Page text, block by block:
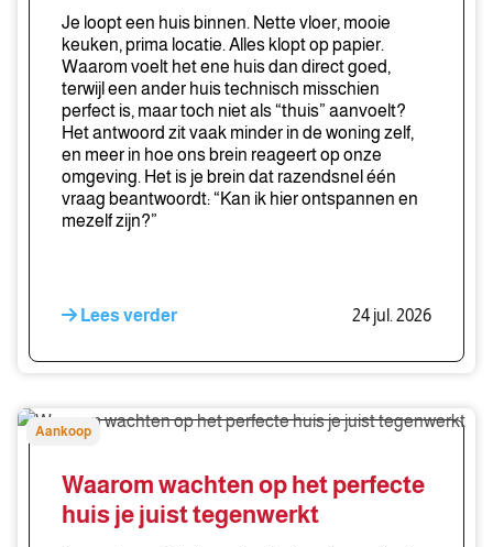
betekentJe loopt een huis binnen. Nette vloer, mooie
keuken, prima locatie. Alles klopt op papier.
Waarom voelt het ene huis dan direct goed,
terwijl een ander huis technisch misschien
perfect is, maar toch niet als “thuis” aanvoelt?
Het antwoord zit vaak minder in de woning zelf,
en meer in hoe ons brein reageert op onze
omgeving. Het is je brein dat razendsnel één
vraag beantwoordt: “Kan ik hier ontspannen en
mezelf zijn?”
Lees verder 24 jul. 2026
Waarom
wachten
perfecte
Aankoop
Waarom wachten op het perfecte
huis je juist tegenwerkt